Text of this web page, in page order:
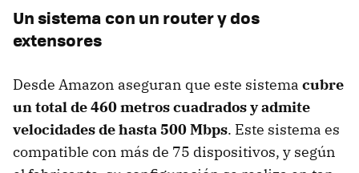
Un sistema con un router y dos
extensores
Desde Amazon aseguran que este sistema cubre
un total de 460 metros cuadrados y admite
velocidades de hasta 500 Mbps. Este sistema es
compatible con más de 75 dispositivos, y según